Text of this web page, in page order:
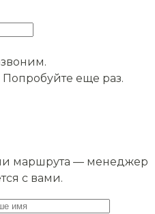
еще раз.
маршрута — менеджер
с вами.